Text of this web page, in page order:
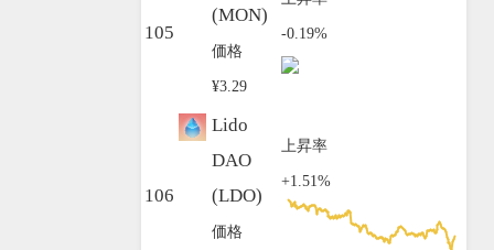
105
(MON)
価格
¥3.29
-0.19%
106
Lido
DAO
(LDO)
価格
上昇率
+1.51%